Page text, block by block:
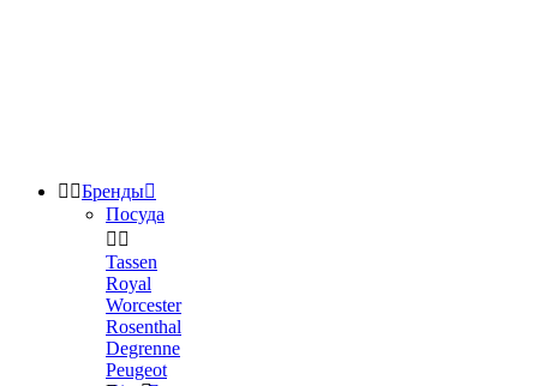
 Бренды
Посуда
 
Tassen
Royal
Worcester
Rosenthal
Degrenne
Peugeot